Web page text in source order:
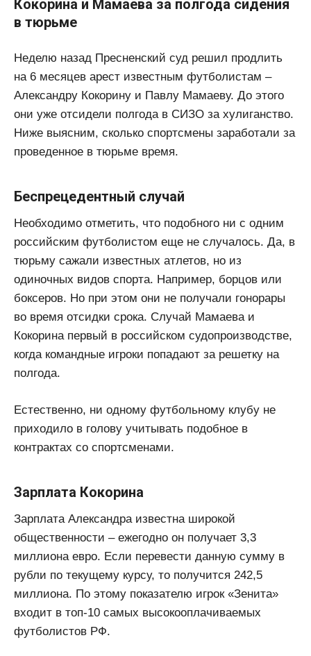
Кокорина и Мамаева за полгода сидения
в тюрьме
Неделю назад Пресненский суд решил продлить
на 6 месяцев арест известным футболистам –
Александру Кокорину и Павлу Мамаеву. До этого
они уже отсидели полгода в СИЗО за хулиганство.
Ниже выясним, сколько спортсмены заработали за
проведенное в тюрьме время.
Беспрецедентный случай
Необходимо отметить, что подобного ни с одним
российским футболистом еще не случалось. Да, в
тюрьму сажали известных атлетов, но из
одиночных видов спорта. Например, борцов или
боксеров. Но при этом они не получали гонорары
во время отсидки срока. Случай Мамаева и
Кокорина первый в российском судопроизводстве,
когда командные игроки попадают за решетку на
полгода.
Естественно, ни одному футбольному клубу не
приходило в голову учитывать подобное в
контрактах со спортсменами.
Зарплата Кокорина
Зарплата Александра известна широкой
общественности – ежегодно он получает 3,3
миллиона евро. Если перевести данную сумму в
рубли по текущему курсу, то получится 242,5
миллиона. По этому показателю игрок «Зенита»
входит в топ-10 самых высокооплачиваемых
футболистов РФ.